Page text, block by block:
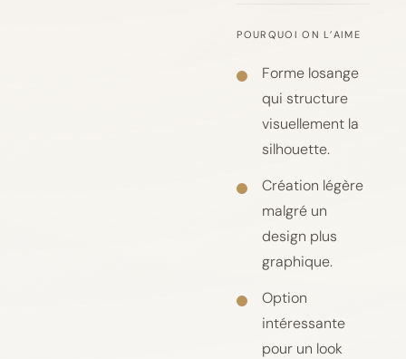
POURQUOI ON L’AIME
Forme losange
qui structure
visuellement la
silhouette.
Création légère
malgré un
design plus
graphique.
Option
intéressante
pour un look